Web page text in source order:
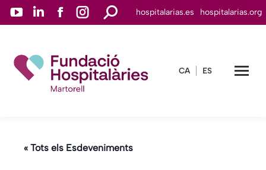
YouTube
in
Linkedin
in
new
Facebook
in
new
Instagram
in
Search: hospitalarias.es hospitalarias.org
CA ES
« Tots els Esdeveniments